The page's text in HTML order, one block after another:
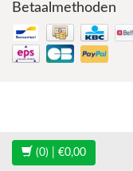
Betaalmethoden
(0) | €0,00